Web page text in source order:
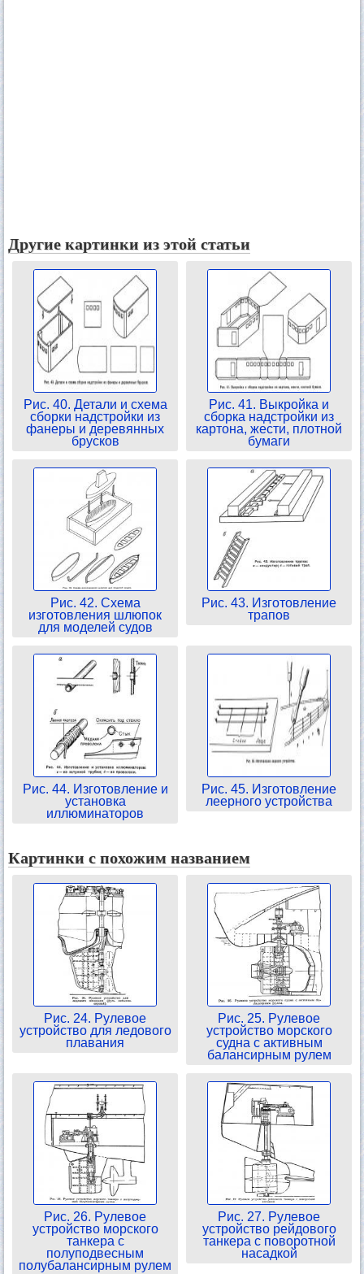
Другие картинки из этой статьи
Рис. 40. Детали и схема
сборки надстройки из
фанеры и деревянных
брусков
Рис. 41. Выкройка и
сборка надстройки из
картона, жести, плотной
бумаги
Рис. 42. Схема
изготовления шлюпок
для моделей судов
Рис. 43. Изготовление
трапов
Рис. 44. Изготовление и
установка
иллюминаторов
Рис. 45. Изготовление
леерного устройства
Картинки с похожим названием
Рис. 24. Рулевое
устройство для ледового
плавания
Рис. 25. Рулевое
устройство морского
судна с активным
балансирным рулем
Рис. 26. Рулевое
устройство морского
танкера с
полуподвесным
полубалансирным рулем
Рис. 27. Рулевое
устройство рейдового
танкера с поворотной
насадкой